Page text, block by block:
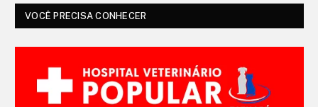
VOCÊ PRECISA CONHECER